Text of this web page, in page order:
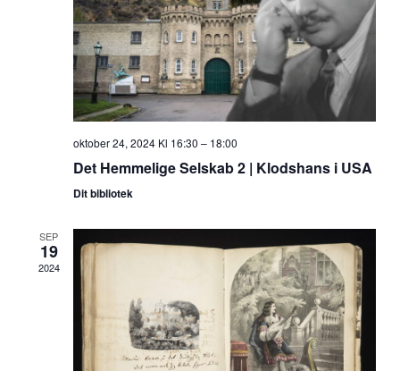
oktober 24, 2024 Kl 16:30 – 18:00
Det Hemmelige Selskab 2 | Klodshans i USA
Dit bibliotek
SEP
19
2024